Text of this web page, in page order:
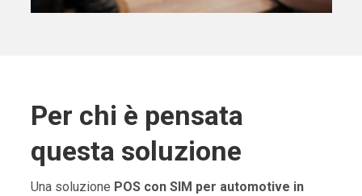
Per chi è pensata
questa soluzione
Una soluzione POS con SIM per automotive in